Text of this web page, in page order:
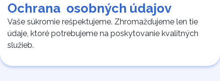
Ochrana osobných údajov
Vaše súkromie rešpektujeme. Zhromažďujeme len tie
údaje, ktoré potrebujeme na poskytovanie kvalitných
služieb.